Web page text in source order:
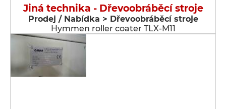
Jiná technika - Dřevoobráběcí stroje
Prodej / Nabídka > Dřevoobráběcí stroje
Hymmen roller coater TLX-M11